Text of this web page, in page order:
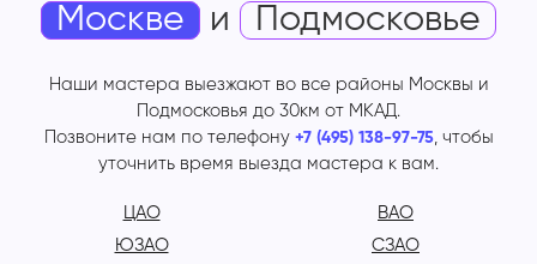
Москве
и Подмосковье
Наши мастера выезжают во все районы Москвы и
Подмосковья до 30км от МКАД.
Позвоните нам по телефону +7 (495) 138-97-75, чтобы
уточнить время выезда мастера к вам.
ЦАО
ЮЗАО
ВАО
СЗАО